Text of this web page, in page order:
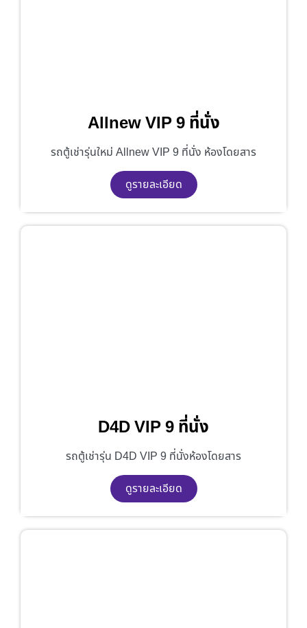
Allnew VIP 9 ที่นั่ง
รถตู้เช่ารุ่นใหม่ Allnew VIP 9 ที่นั่ง ห้องโดยสาร
ดูรายละเอียด
D4D VIP 9 ที่นั่ง
รถตู้เช่ารุ่น D4D VIP 9 ที่นั่งห้องโดยสาร
ดูรายละเอียด